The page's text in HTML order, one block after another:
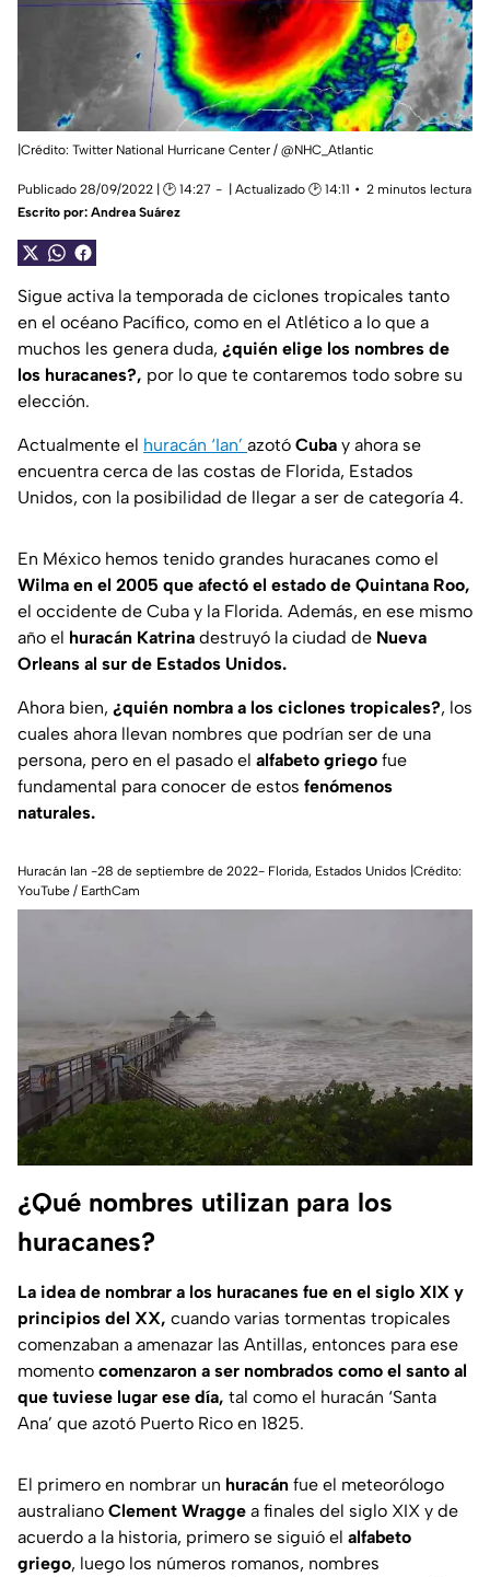
|Crédito: Twitter National Hurricane Center / @NHC_Atlantic
Publicado 28/09/2022 | 🕑 14:27 | Actualizado 🕑 14:11
2 minutos lectura
Escrito por: Andrea Suárez
Sigue activa la temporada de ciclones tropicales tanto
en el océano Pacífico, como en el Atlético a lo que a
muchos les genera duda, ¿quién elige los nombres de
los huracanes?, por lo que te contaremos todo sobre su
elección.
Actualmente el huracán ‘Ian’ azotó Cuba y ahora se
encuentra cerca de las costas de Florida, Estados
Unidos, con la posibilidad de llegar a ser de categoría 4.
En México hemos tenido grandes huracanes como el
Wilma en el 2005 que afectó el estado de Quintana Roo,
el occidente de Cuba y la Florida. Además, en ese mismo
año el huracán Katrina destruyó la ciudad de Nueva
Orleans al sur de Estados Unidos.
Ahora bien, ¿quién nombra a los ciclones tropicales?, los
cuales ahora llevan nombres que podrían ser de una
persona, pero en el pasado el alfabeto griego fue
fundamental para conocer de estos fenómenos
naturales.
Huracán Ian -28 de septiembre de 2022- Florida, Estados Unidos |Crédito:
YouTube / EarthCam
¿Qué nombres utilizan para los
huracanes?
La idea de nombrar a los huracanes fue en el siglo XIX y
principios del XX, cuando varias tormentas tropicales
comenzaban a amenazar las Antillas, entonces para ese
momento comenzaron a ser nombrados como el santo al
que tuviese lugar ese día, tal como el huracán ‘Santa
Ana’ que azotó Puerto Rico en 1825.
El primero en nombrar un huracán fue el meteorólogo
australiano Clement Wragge a finales del siglo XIX y de
acuerdo a la historia, primero se siguió el alfabeto
griego, luego los números romanos, nombres